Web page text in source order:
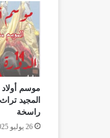
موسم
المجيد
راسخة
26 يوليو 2025